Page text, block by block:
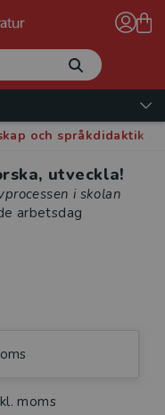
och språkdidaktik
utveckla!
i skolan
arbetsdag
moms